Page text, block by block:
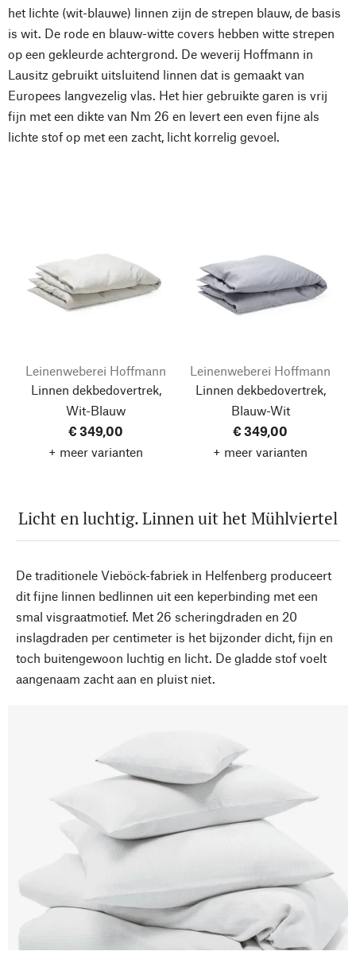
het lichte (wit-blauwe) linnen zijn de strepen blauw, de basis
is wit. De rode en blauw-witte covers hebben witte strepen
op een gekleurde achtergrond. De weverij Hoffmann in
Lausitz gebruikt uitsluitend linnen dat is gemaakt van
Europees langvezelig vlas. Het hier gebruikte garen is vrij
fijn met een dikte van Nm 26 en levert een even fijne als
lichte stof op met een zacht, licht korrelig gevoel.
Leinenweberei Hoffmann
Linnen dekbedovertrek,
Wit-Blauw
€ 349,00
+ meer varianten
Leinenweberei Hoffmann
Linnen dekbedovertrek,
Blauw-Wit
€ 349,00
+ meer varianten
Licht en luchtig. Linnen uit het Mühlviertel
De traditionele Vieböck-fabriek in Helfenberg produceert
dit fijne linnen bedlinnen uit een keperbinding met een
smal visgraatmotief. Met 26 scheringdraden en 20
inslagdraden per centimeter is het bijzonder dicht, fijn en
toch buitengewoon luchtig en licht. De gladde stof voelt
aangenaam zacht aan en pluist niet.